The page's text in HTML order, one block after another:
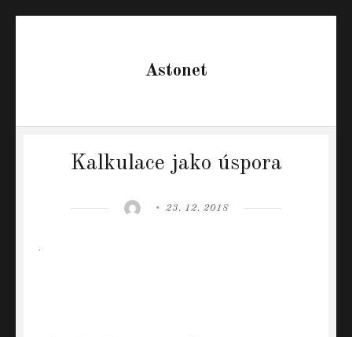
Astonet
Kalkulace jako úspora
AuthorPosted
23. 12. 2018